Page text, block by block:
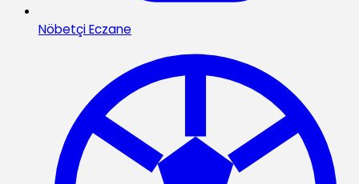
Nöbetçi Eczane